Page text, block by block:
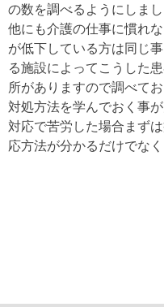
の数を調べるようにしまし
他にも介護の仕事に慣れ
が低下している方は同じ
る施設によってこうした
所がありますので調べて
対処方法を学んでおく事
対応で苦労した場合まず
応方法が分かるだけでな